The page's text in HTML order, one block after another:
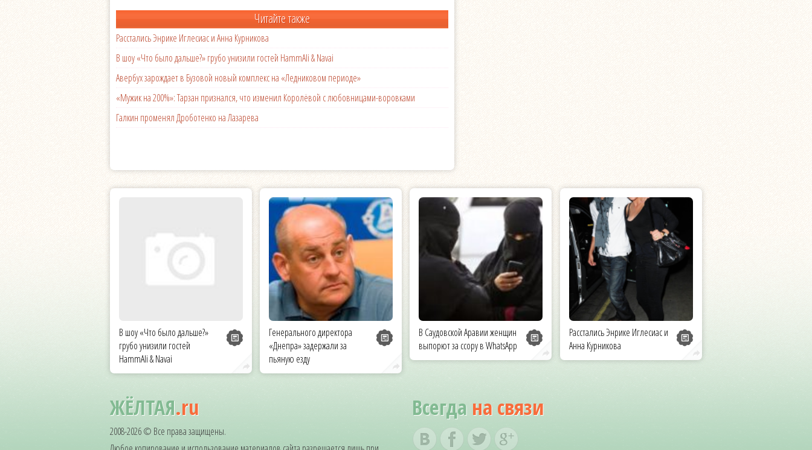
Читайте также
Расстались Энрике Иглесиас и Анна Курникова
В шоу «Что было дальше?» грубо унизили гостей HammAli & Navai
Авербух зарождает в Бузовой новый комплекс на «Ледниковом периоде»
«Мужик на 200%»: Тарзан признался, что изменил Королёвой с любовницами-воровками
Галкин променял Дроботенко на Лазарева
В шоу «Что было дальше?»
грубо унизили гостей
HammAli & Navai
Генерального директора
«Днепра» задержали за
пьяную езду
В Саудовской Аравии женщин
выпорют за ссору в WhatsApp
Расстались Энрике Иглесиас и
Анна Курникова
ЖЁЛТАЯ.ru
2008-2026 © Все права защищены.
Всегда на связи